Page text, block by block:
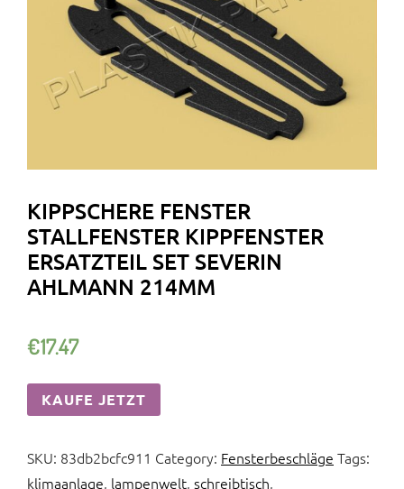
KIPPSCHERE FENSTER
STALLFENSTER KIPPFENSTER
ERSATZTEIL SET SEVERIN
AHLMANN 214MM
€17.47
KAUFE JETZT
SKU: 83db2bcfc911 Category: Fensterbeschläge Tags:
klimaanlage, lampenwelt, schreibtisch,